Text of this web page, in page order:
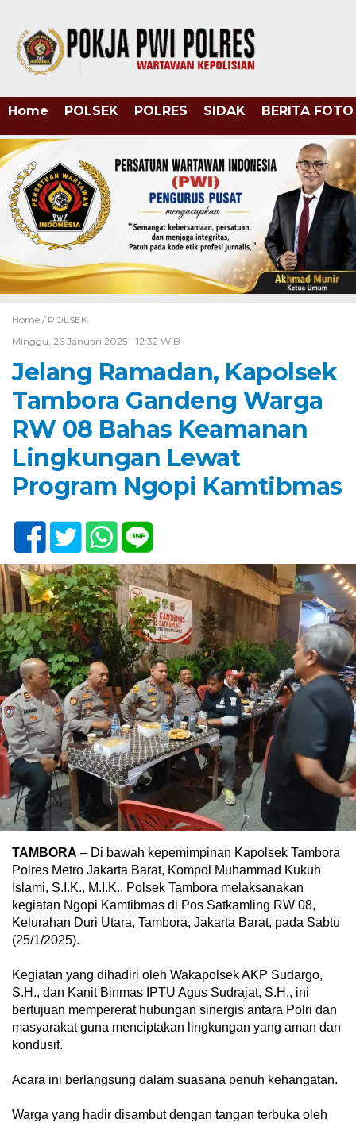
Home POLSEK POLRES SIDAK BERITA FOTO
Home / POLSEK
Minggu, 26 Januari 2025 - 12:32 WIB
Jelang Ramadan, Kapolsek
Tambora Gandeng Warga
RW 08 Bahas Keamanan
Lingkungan Lewat
Program Ngopi Kamtibmas
TAMBORA – Di bawah kepemimpinan Kapolsek Tambora
Polres Metro Jakarta Barat, Kompol Muhammad Kukuh
Islami, S.I.K., M.I.K., Polsek Tambora melaksanakan
kegiatan Ngopi Kamtibmas di Pos Satkamling RW 08,
Kelurahan Duri Utara, Tambora, Jakarta Barat, pada Sabtu
(25/1/2025).
Kegiatan yang dihadiri oleh Wakapolsek AKP Sudargo,
S.H., dan Kanit Binmas IPTU Agus Sudrajat, S.H., ini
bertujuan mempererat hubungan sinergis antara Polri dan
masyarakat guna menciptakan lingkungan yang aman dan
kondusif.
Acara ini berlangsung dalam suasana penuh kehangatan.
Warga yang hadir disambut dengan tangan terbuka oleh